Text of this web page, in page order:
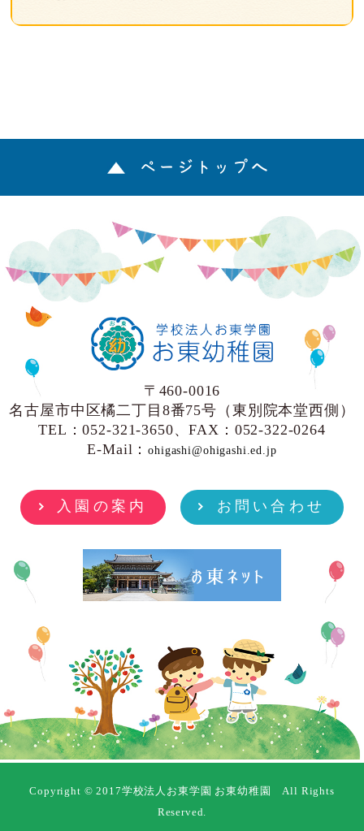
ページトップへ
〒460-0016
名古屋市中区橘二丁目8番75号（東別院本堂西側）
TEL：052-321-3650、FAX：052-322-0264
E-Mail：ohigashi@ohigashi.ed.jp
入園の案内 お問い合わせ
Copyright © 2017学校法人お東学園 お東幼稚園 All Rights
Reserved.